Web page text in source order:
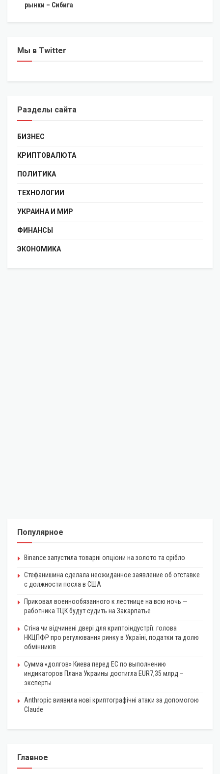
рынки – Сибига
Мы в Twitter
Разделы сайта
БИЗНЕС
КРИПТОВАЛЮТА
ПОЛИТИКА
ТЕХНОЛОГИИ
УКРАИНА И МИР
ФИНАНСЫ
ЭКОНОМИКА
Популярное
Binance запустила товарні опціони на золото та срібло
Стефанишина сделала неожиданное заявление об отставке
с должности посла в США
Приковал военнообязанного к лестнице на всю ночь —
работника ТЦК будут судить на Закарпатье
Стіна чи відчинені двері для криптоіндустрії: голова
НКЦПФР про регулювання ринку в Україні, податки та долю
обмінників
Сумма «долгов» Киева перед ЕС по выполнению
индикаторов Плана Украины достигла EUR7,35 млрд –
эксперты
Anthropic виявила нові криптографічні атаки за допомогою
Claude
Главное